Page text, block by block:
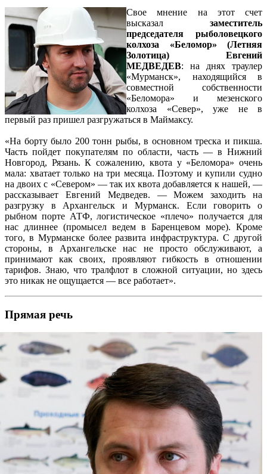
Свое мнение на этот счет
высказал заместитель
председателя рыболовецкого
колхоза «Беломор» (Летняя
Золотица) Евгений
МЕДВЕДЕВ: на днях траулер
«Мурманск», находящийся в
совместной собственности
«Беломора» и мезенского
колхоза «Север», уже не в
первый раз пришел разгружаться в Маймаксу.
«На борту было 200 тонн рыбы, в основном треска и пикша.
Часть пойдет покупателям по области, часть — в Нижний
Новгород, Рязань. К сожалению, квота у «Беломора» очень
мала: хватает только на три месяца. Поэтому и купили судно
на двоих с «Севером» — так их квота добавляется к нашей, —
рассказывает Евгений Медведев. — Можем заходить на
разгрузку в Архангельск и Мурманск. Если говорить о
рыбном порте АТФ, логистическое «плечо» получается для
нас длиннее (промысел ведем в Баренцевом море). Кроме
того, в Мурманске более развита инфраструктура. С другой
стороны, в Архангельске нас не просто обслуживают, а
принимают как своих, проявляют гибкость в отношении
тарифов. Знаю, что тралфлот в сложной ситуации, но здесь
это никак не ощущается — все работает».
Прямая речь